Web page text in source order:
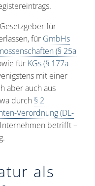
für
für GmbHs
(§ 25a
für KGs (§ 177a
mit einer
aber auch aus
durch § 2
Verordnung (DL-
betrifft –
als